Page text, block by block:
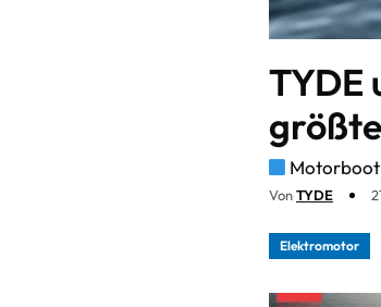
TYDE
Motorboot
VonTYDE
Elektromotor